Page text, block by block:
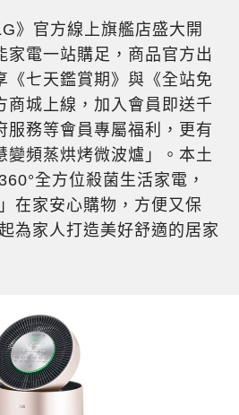
》官方線上旗艦店盛大開
家電一站購足，商品官方出
《七天鑑賞期》與《全站免
商城上線，加入會員即送千
服務等會員專屬福利，更有
變頻蒸烘烤微波爐」。本土
全方位殺菌生活家電，
在家安心購物，方便又保
為家人打造美好舒適的居家